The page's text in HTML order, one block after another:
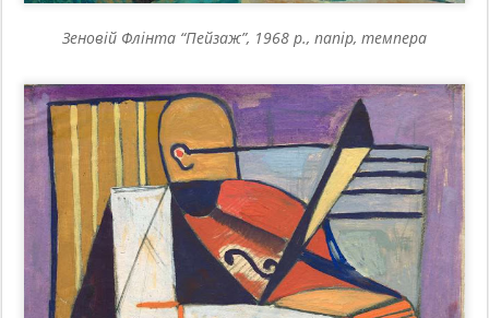
Зеновій Флінта “Пейзаж”, 1968 р., папір, темпера